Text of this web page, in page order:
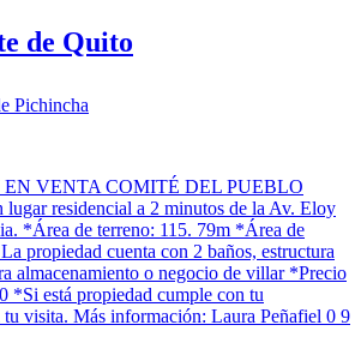
de Quito
Pichincha
VENTA COMITÉ DEL PUEBLO
residencial a 2 minutos de la Av. Eloy
*Área de terreno: 115. 79m *Área de
propiedad cuenta con 2 baños, estructura
almacenamiento o negocio de villar *Precio
*Si está propiedad cumple con tu
visita. Más información: Laura Peñafiel 0 9